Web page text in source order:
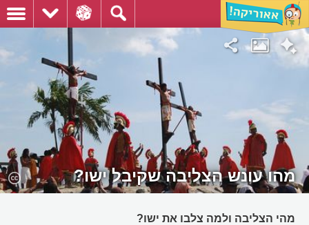
מהו עונש הצליבה שקיבל ישו?
מהי הצליבה ולמה צלבו את ישו?